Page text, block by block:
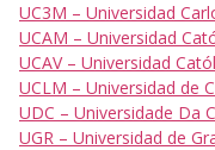
UC3M – Universidad
UCAM – Universidad
UCAV – Universidad
UCLM – Universidad de
UDC – Universidade Da
UGR – Universidad de